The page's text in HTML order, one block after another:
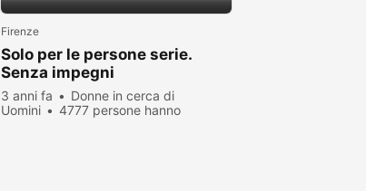
Firenze
Solo per le persone serie.
Senza impegni
3 anni fa
Donne in cerca di
Uomini
4777 persone hanno